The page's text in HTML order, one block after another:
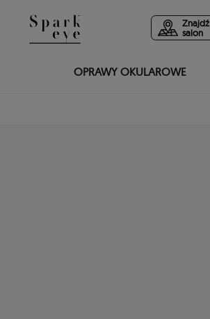
Znajdź
salon
OPRAWY OKULAROWE